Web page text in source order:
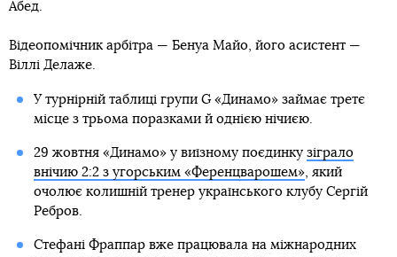
Абед.
Відеопомічник арбітра — Бенуа Майо, його асистент —
Віллі Делаже.
У турнірній таблиці групи G «Динамо» займає третє
місце з трьома поразками й однією нічиєю.
29 жовтня «Динамо» у виїзному поєдинку зіграло
внічию 2:2 з угорським «Ференцварошем», який
очолює колишній тренер українського клубу Сергій
Ребров.
Стефані Фраппар вже працювала на міжнародних